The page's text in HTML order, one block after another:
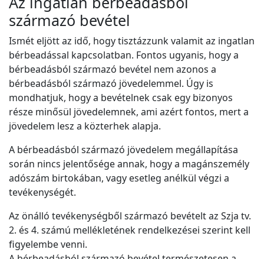
származó bevétel
Ismét eljött az idő, hogy tisztázzunk valamit az ingatlan
bérbeadással kapcsolatban. Fontos ugyanis, hogy a
bérbeadásból származó bevétel nem azonos a
bérbeadásból származó jövedelemmel. Úgy is
mondhatjuk, hogy a bevételnek csak egy bizonyos
része minősül jövedelemnek, ami azért fontos, mert a
jövedelem lesz a közterhek alapja.
A bérbeadásból származó jövedelem megállapítása
során nincs jelentősége annak, hogy a magánszemély
adószám birtokában, vagy esetleg anélkül végzi a
tevékenységét.
Az önálló tevékenységből származó bevételt az Szja tv.
2. és 4. számú mellékletének rendelkezései szerint kell
figyelembe venni.